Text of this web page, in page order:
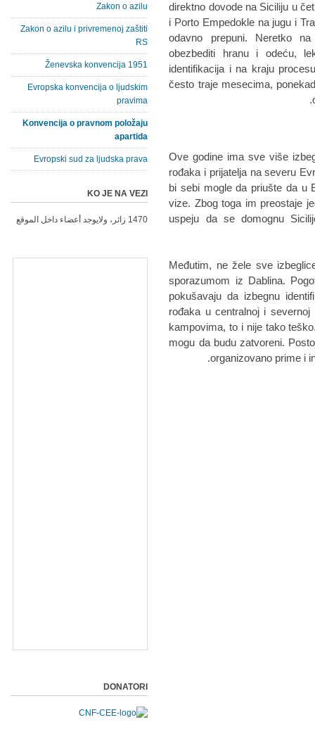
direktno dovode na Siciliju u
i Porto Empedokle na jugu i
odavno prepuni. Neretko
obezbediti hranu i odeću,
identifikacija i na kraju
često traje mesecima,
Ove godine ima sve više
rođaka i prijatelja na severu
bi sebi mogle da priušte da u
vize. Zbog toga im preostaje
uspeju da se domognu
Međutim, ne žele sve
sporazumom iz Dablina.
pokušavaju da izbegnu
rođaka u centralnoj i
kampovima, to i nije tako
mogu da budu zatvoreni.
organizovano prime i
Zakon o azilu
Zakon o azilu i privremenoj zaštiti
RS
Ženevska konvencija 1951
Evropska konvencija o ljudskim
pravima
Konvencija o pravnom položaju
apartida
Evropski sud za ljudska prava
KO JE NA VEZI
1470 زائر، ولايوجد أعضاء داخل الموقع
DONATORI